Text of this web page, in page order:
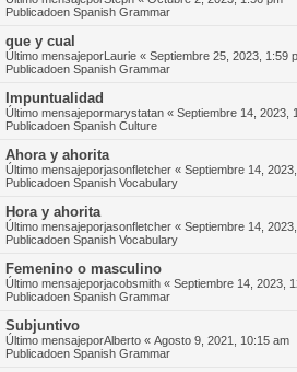
Publicadoen Spanish Grammar
que y cual
Último mensajeporLaurie « Septiembre 25, 2023, 1:59
Publicadoen Spanish Grammar
Impuntualidad
Último mensajepormarystatan « Septiembre 14, 2023,
Publicadoen Spanish Culture
Ahora y ahorita
Último mensajeporjasonfletcher « Septiembre 14,
Publicadoen Spanish Vocabulary
Hora y ahorita
Último mensajeporjasonfletcher « Septiembre 14,
Publicadoen Spanish Vocabulary
Femenino o masculino
Último mensajeporjacobsmith « Septiembre 14, 2023,
Publicadoen Spanish Grammar
Subjuntivo
Último mensajeporAlberto « Agosto 9, 2021, 10:15 am
Publicadoen Spanish Grammar